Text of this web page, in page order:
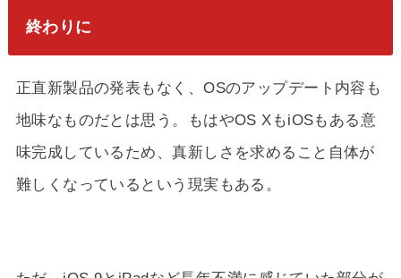
終わりに
正直新製品の発表もなく、OSのアップデート内容も
地味なものだとは思う。もはやOS XもiOSもある意
味完成しているため、真新しさを求めること自体が
難しくなっているという現実もある。